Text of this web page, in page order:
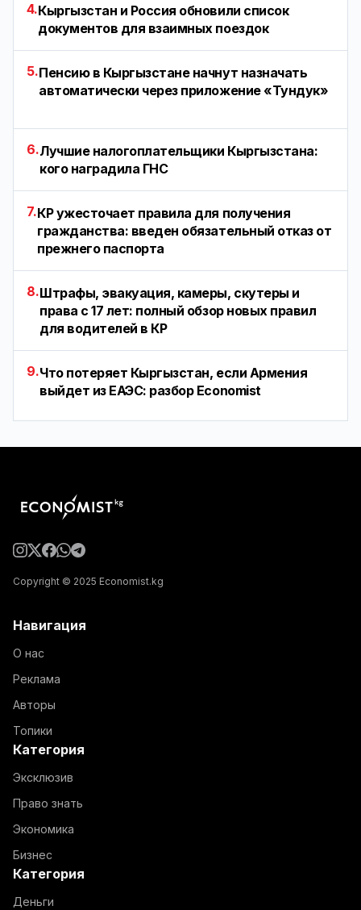
4.Кыргызстан и Россия обновили список
документов для взаимных поездок
5.Пенсию в Кыргызстане начнут назначать
автоматически через приложение «Тундук»
6.Лучшие налогоплательщики Кыргызстана:
кого наградила ГНС
7.КР ужесточает правила для получения
гражданства: введен обязательный отказ от
прежнего паспорта
8.Штрафы, эвакуация, камеры, скутеры и
права с 17 лет: полный обзор новых правил
для водителей в КР
9.Что потеряет Кыргызстан, если Армения
выйдет из ЕАЭС: разбор Economist
Copyright © 2025 Economist.kg
Навигация
О нас
Реклама
Авторы
Топики
Категория
Эксклюзив
Право знать
Экономика
Бизнес
Категория
Деньги